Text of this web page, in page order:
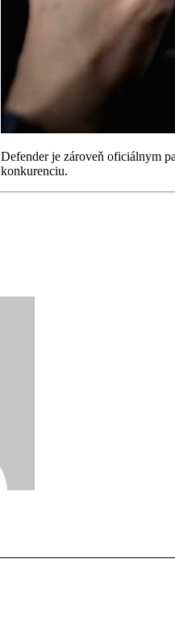
Defender je zároveň oficiálnym
konkurenciu.